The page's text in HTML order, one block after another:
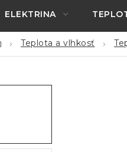
ELEKTRINA
DomovTeplota a vlhkosť